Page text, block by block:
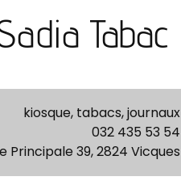
Tabac
kiosque, tabacs, journaux
032 435 53 54
Principale 39, 2824 Vicques